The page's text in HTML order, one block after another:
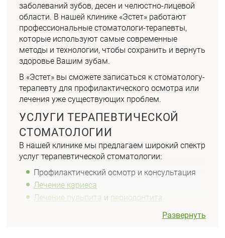
заболеваний зубов, десен и челюстно-лицевой
области. В нашей клинике «Эстет» работают
профессиональные стоматологи-терапевты,
которые используют самые современные
методы и технологии, чтобы сохранить и вернуть
здоровье Вашим зубам.
В «Эстет» вы сможете записаться к стоматологу-
терапевту для профилактического осмотра или
лечения уже существующих проблем.
УСЛУГИ ТЕРАПЕВТИЧЕСКОЙ
СТОМАТОЛОГИИ
В нашей клинике мы предлагаем широкий спектр
услуг терапевтической стоматологии:
Профилактический осмотр и консультация
Лечение кариеса
Лечение пульпита и периодонтита
и снятие зубного налета
Профессиональная гигиена полости рта
Развернуть